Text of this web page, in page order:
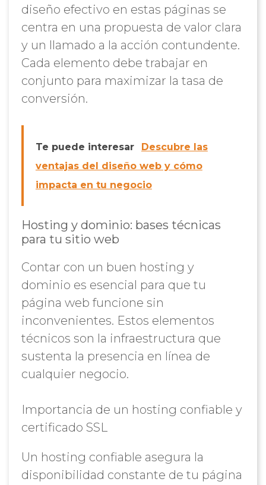
diseño efectivo en estas páginas se
centra en una propuesta de valor clara
y un llamado a la acción contundente.
Cada elemento debe trabajar en
conjunto para maximizar la tasa de
conversión.
Te puede interesar
Descubre las
ventajas del diseño web y cómo
impacta en tu negocio
Hosting y dominio: bases técnicas
para tu sitio web
Contar con un buen hosting y
dominio es esencial para que tu
página web funcione sin
inconvenientes. Estos elementos
técnicos son la infraestructura que
sustenta la presencia en línea de
cualquier negocio.
Importancia de un hosting confiable y
certificado SSL
Un hosting confiable asegura la
disponibilidad constante de tu página